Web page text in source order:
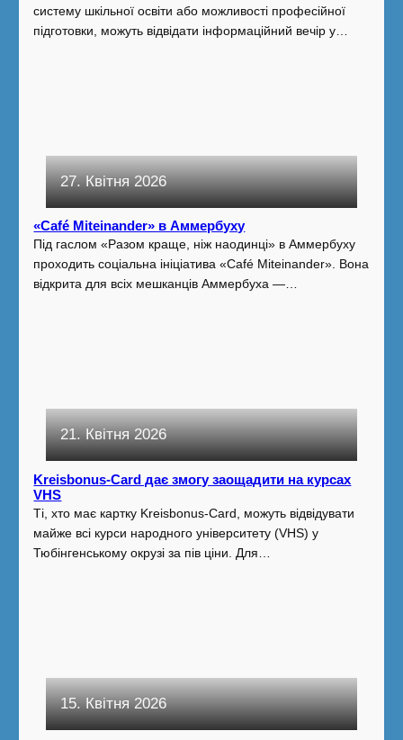
систему шкільної освіти або можливості професійної
підготовки, можуть відвідати інформаційний вечір у…
27. Квітня 2026
«Café Miteinander» в Аммербуху
Під гаслом «Разом краще, ніж наодинці» в Аммербуху
проходить соціальна ініціатива «Café Miteinander». Вона
відкрита для всіх мешканців Аммербуха —…
21. Квітня 2026
Kreisbonus-Card дає змогу заощадити на курсах
VHS
Ті, хто має картку Kreisbonus-Card, можуть відвідувати
майже всі курси народного університету (VHS) у
Тюбінгенському окрузі за пів ціни. Для…
15. Квітня 2026